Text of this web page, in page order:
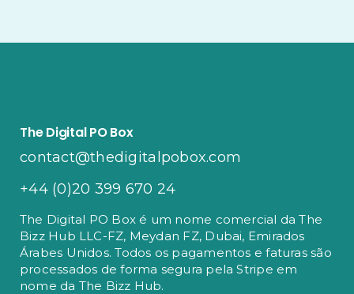
The Digital PO Box
contact@thedigitalpobox.com
+44 (0)20 399 670 24
The Digital PO Box é um nome comercial da The
Bizz Hub LLC-FZ, Meydan FZ, Dubai, Emirados
Árabes Unidos. Todos os pagamentos e faturas são
processados ​​de forma segura pela Stripe em
nome da The Bizz Hub.